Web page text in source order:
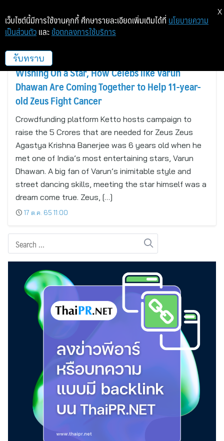
BANGALORE, INDIA AND NEW DELHI
Wishing On a Star, How Celebs like Varun
Dhawan Are Coming Together to Help 11-year-
old Zeus Fight Cancer
Crowdfunding platform Ketto hosts campaign to
raise the 5 Crores that are needed for Zeus Zeus
Agastya Krishna Banerjee was 6 years old when he
met one of India’s most entertaining stars, Varun
Dhawan. A big fan of Varun’s inimitable style and
street dancing skills, meeting the star himself was a
dream come true. Zeus, […]
17 ต.ค. 65 11:00
เว็บไซต์นี้มีการใช้งานคุกกี้ ศึกษารายละเอียดเพิ่มเติมได้ที่ นโยบายความ
เป็นส่วนตัว และ ข้อตกลงการใช้บริการ
รับทราบ
X